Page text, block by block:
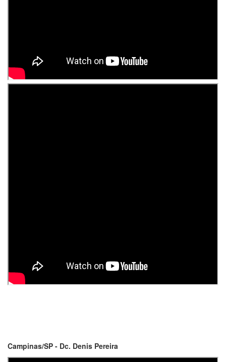
Campinas/SP - Dc. Denis Pereira